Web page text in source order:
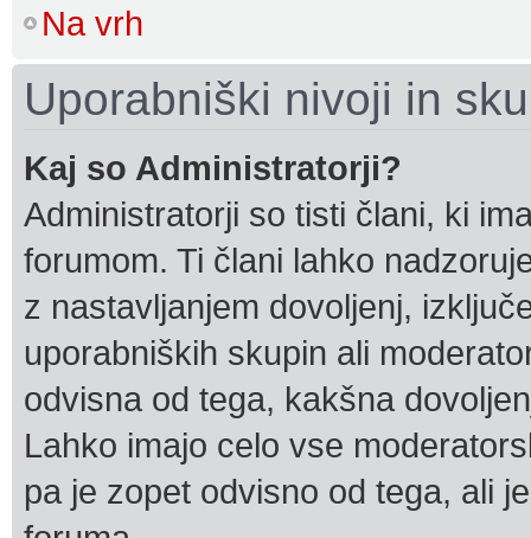
Na vrh
Uporabniški nivoji in
Kaj so Administratorji?
Administratorji so tisti člani, ki
forumom. Ti člani lahko
z nastavljanjem dovoljenj,
uporabniških skupin ali
odvisna od tega, kakšna
Lahko imajo celo vse
pa je zopet odvisno od tega, ali